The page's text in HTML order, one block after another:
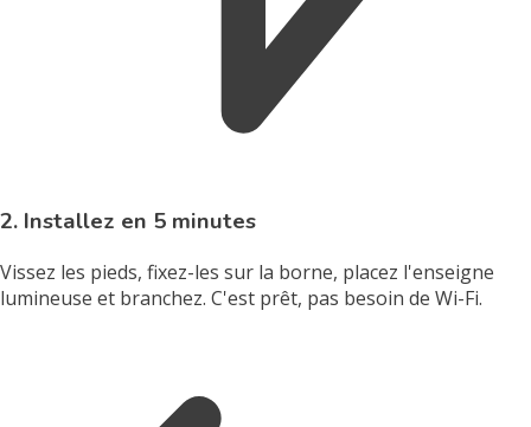
2. Installez en 5 minutes
Vissez les pieds, fixez-les sur la borne, placez l'enseigne
lumineuse et branchez. C'est prêt, pas besoin de Wi-Fi.